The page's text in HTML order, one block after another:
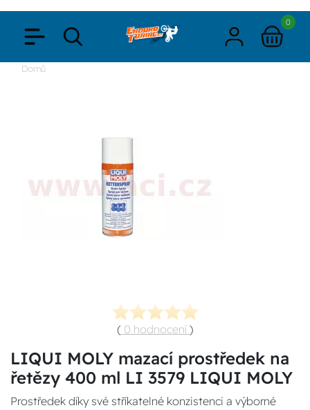
0
Domů
( 0 hodnocení )
LIQUI MOLY mazací prostředek na
řetězy 400 ml LI 3579 LIQUI MOLY
Prostředek díky své stříkatelné konzistenci a výborné